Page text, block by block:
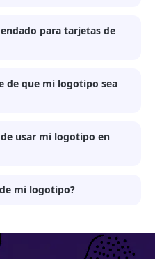
para tarjetas de
de que mi logotipo sea
usar mi logotipo en
mi logotipo?